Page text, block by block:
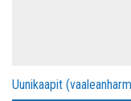
Uunikaapit